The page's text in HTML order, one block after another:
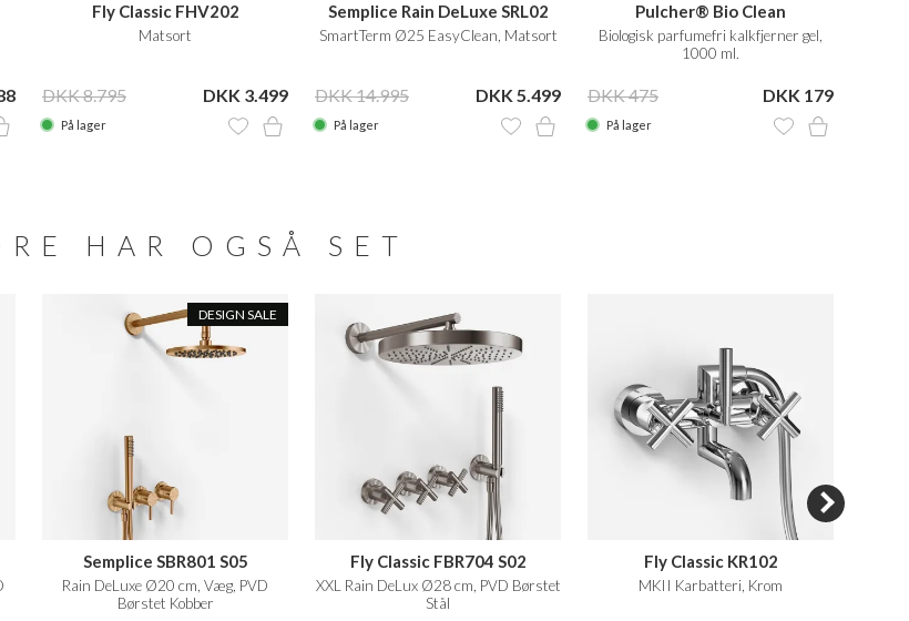
Fly Classic FHV202
Matsort
DKK 8.795 DKK 3.499
På lager
Semplice Rain DeLuxe SRL02
SmartTerm Ø25 EasyClean, Matsort
DKK 14.995 DKK 5.499
På lager
Pulcher® Bio Clean
Biologisk parfumefri kalkfjerner gel,
1000 ml.
DKK 475 DKK 179
På lager
HAR OGSÅ SET
DESIGN SALE
Semplice SBR801 S05
Rain DeLuxe Ø20 cm, Væg, PVD
Børstet Kobber
Fly Classic FBR704 S02
XXL Rain DeLux Ø28 cm, PVD Børstet
Stål
Fly Classic KR102
MKII Karbatteri, Krom